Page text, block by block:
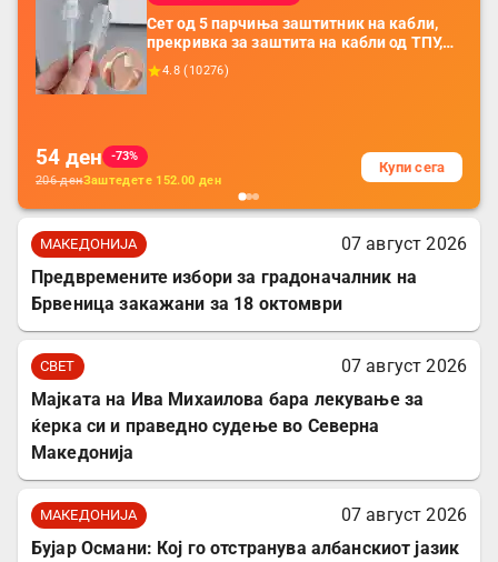
Сет од 5 парчиња заштитник на кабли,
прекривка за заштита на кабли од ТПУ,
додатоци за заштита на кабли, без
батерија, за мобилни телефони, комплет
4.8 (10276)
54 ден
-73%
206денЗаштедете 152.00 ден
Купи сега
МАКЕДОНИЈА
07 август 2026
Предвремените избори за градоначалник на
Брвеница закажани за 18 октомври
СВЕТ
07 август 2026
Мајката на Ива Михаилова бара лекување за
ќерка си и праведно судење во Северна
Македонија
МАКЕДОНИЈА
07 август 2026
Бујар Османи: Кој го отстранува албанскиот јазик